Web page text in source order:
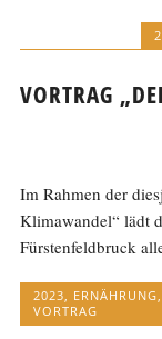
VORTRAG
Im Rahmen der
Klimawandel“ lädt
Fürstenfeldbruck
2023 ERNÄHRUNG
VORTRAG